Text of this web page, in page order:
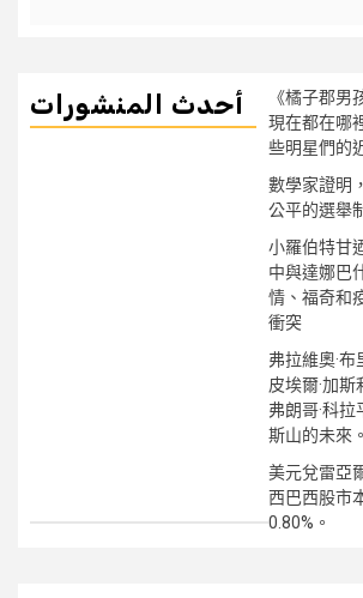
أحدث المنشورات
《橘子郡男
現在都在哪
些明星們的
數學家證明
公平的選舉
小羅伯特甘
中與達娜巴
情、福奇和
衝突
弗拉維奧·
皮埃爾·加
弗朗哥·科
斯山的未來。
美元兌雷亞
西巴西股市
0.80%。